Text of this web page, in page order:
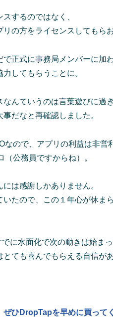
するのではなく、
の方をライセンスしてもら
正式に事務局メンバーに加
してもらうことに。
んていうのは言葉遊びに過
だなと再確認しました。
なので、アプリの利益は非
公務員ですからね）。
は感謝しかありません。
たので、この１年心が休ま
に水面化で次の動きは始まっ
ても喜んでもらえる自信があ
ひDropTapを早めに買って